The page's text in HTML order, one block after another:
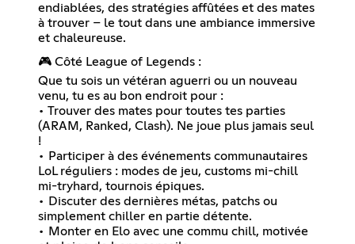
endiablées, des stratégies affûtées et des mates
à trouver – le tout dans une ambiance immersive
et chaleureuse.
🎮 Côté League of Legends :
Que tu sois un vétéran aguerri ou un nouveau
venu, tu es au bon endroit pour :
• Trouver des mates pour toutes tes parties
(ARAM, Ranked, Clash). Ne joue plus jamais seul
!
• Participer à des événements communautaires
LoL réguliers : modes de jeu, customs mi-chill
mi-tryhard, tournois épiques.
• Discuter des dernières métas, patchs ou
simplement chiller en partie détente.
• Monter en Elo avec une commu chill, motivée